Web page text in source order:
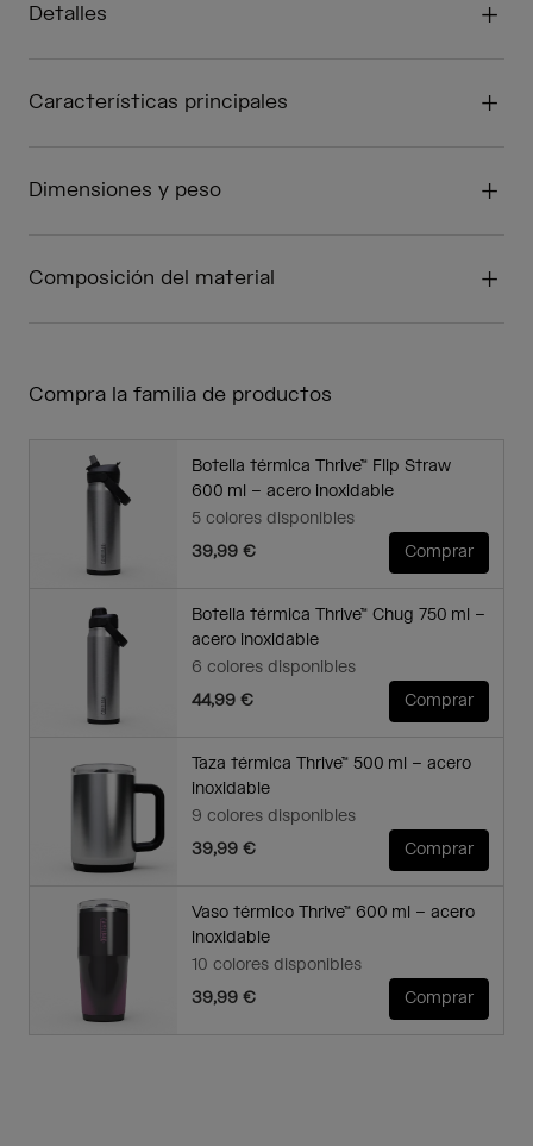
Detalles
Características principales
Dimensiones y peso
Composición del material
Compra la familia de productos
Botella térmica Thrive™ Flip Straw
600 ml – acero inoxidable
5 colores disponibles
39,99 €
Comprar
Botella térmica Thrive™ Chug 750 ml –
acero inoxidable
6 colores disponibles
44,99 €
Comprar
Taza térmica Thrive™ 500 ml – acero
inoxidable
9 colores disponibles
39,99 €
Comprar
Vaso térmico Thrive™ 600 ml – acero
inoxidable
10 colores disponibles
39,99 €
Comprar